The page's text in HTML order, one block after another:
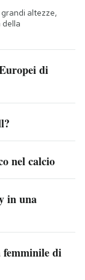
altezze,
di
nel calcio
in una
femminile di